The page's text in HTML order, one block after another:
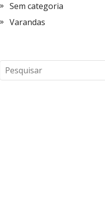
Sem categoria
Varandas